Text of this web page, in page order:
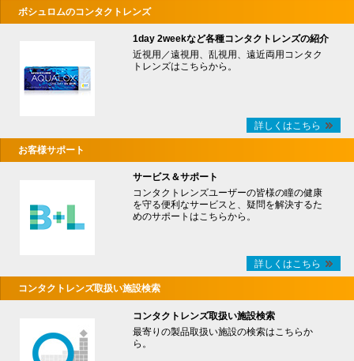
ボシュロムのコンタクトレンズ
1day 2weekなど各種コンタクトレンズの紹介
近視用／遠視用、乱視用、遠近両用コンタク
トレンズはこちらから。
詳しくはこちら
お客様サポート
サービス＆サポート
コンタクトレンズユーザーの皆様の瞳の健康
を守る便利なサービスと、疑問を解決するた
めのサポートはこちらから。
詳しくはこちら
コンタクトレンズ取扱い施設検索
コンタクトレンズ取扱い施設検索
最寄りの製品取扱い施設の検索はこちらか
ら。